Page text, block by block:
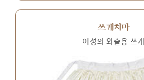
쓰개치마
여성의 외출용 쓰개